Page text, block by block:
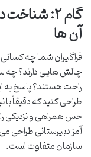
گام ۲:
آن ها
فراگیران شما چه
چالش هایی دارند؟ چه
راحت هستند؟ پاسخ به
طراحی کنید که دقیقاً
حس همراهی و نزدیکی
آمز دبیرستانی طراحی
سازمان متفاوت است.